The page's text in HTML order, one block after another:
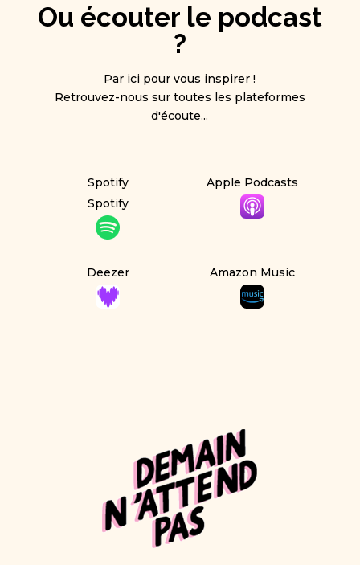
Ou écouter le podcast
?
Par ici pour vous inspirer !
Retrouvez-nous sur toutes les plateformes
d'écoute...
Spotify
Spotify
Apple Podcasts
Deezer Amazon Music